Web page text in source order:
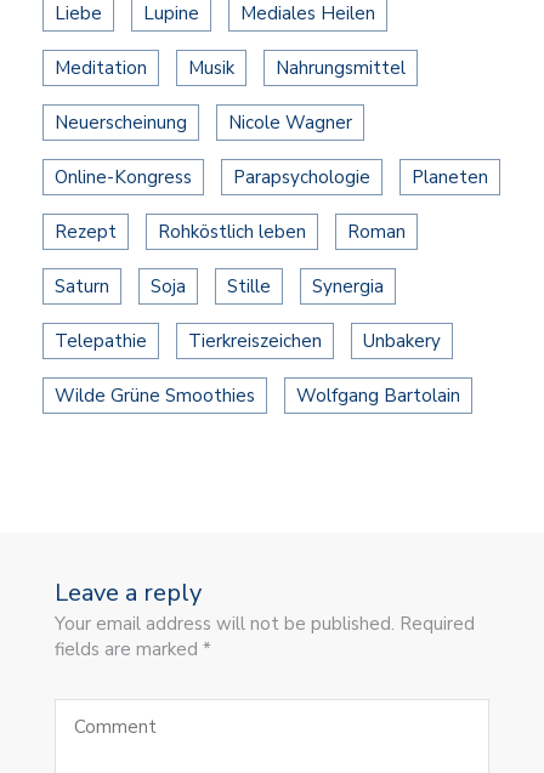
Liebe Lupine Mediales Heilen
Meditation Musik Nahrungsmittel
Neuerscheinung Nicole Wagner
Online-Kongress Parapsychologie Planeten
Rezept Rohköstlich leben Roman
Saturn Soja Stille Synergia
Telepathie Tierkreiszeichen Unbakery
Wilde Grüne Smoothies Wolfgang Bartolain
Leave a reply
Your email address will not be published. Required
fields are marked *